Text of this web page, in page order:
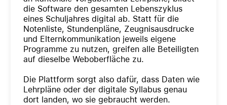
die Software den gesamten Lebenszyklus
eines Schuljahres digital ab. Statt für die
Notenliste, Stundenpläne, Zeugnisausdrucke
und Elternkommunikation jeweils eigene
Programme zu nutzen, greifen alle Beteiligten
auf dieselbe Weboberfläche zu.
Die Plattform sorgt also dafür, dass Daten wie
Lehrpläne oder der digitale Syllabus genau
dort landen, wo sie gebraucht werden.